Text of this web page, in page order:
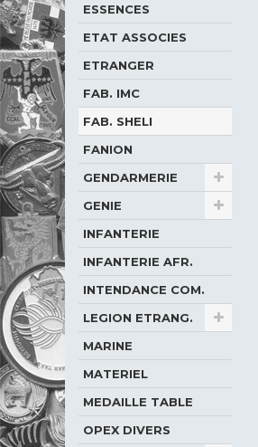
ESSENCES
ETAT ASSOCIES
ETRANGER
FAB. IMC
FAB. SHELI
FANION
GENDARMERIE
GENIE
INFANTERIE
INFANTERIE AFR.
INTENDANCE COM.
LEGION ETRANG.
MARINE
MATERIEL
MEDAILLE TABLE
OPEX DIVERS